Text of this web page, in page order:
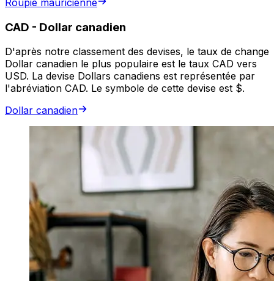
Roupie mauricienne
CAD - Dollar canadien
D'après notre classement des devises, le taux de change
Dollar canadien le plus populaire est le taux CAD vers
USD. La devise Dollars canadiens est représentée par
l'abréviation CAD. Le symbole de cette devise est $.
Dollar canadien